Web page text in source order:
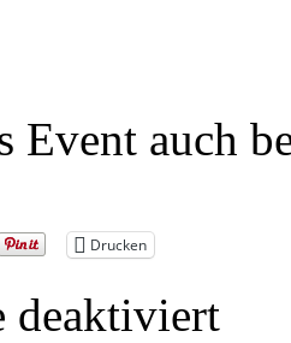
Event auch
Drucken
deaktiviert